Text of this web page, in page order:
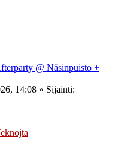
@ Näsinpuisto +
14:08 » Sijainti: